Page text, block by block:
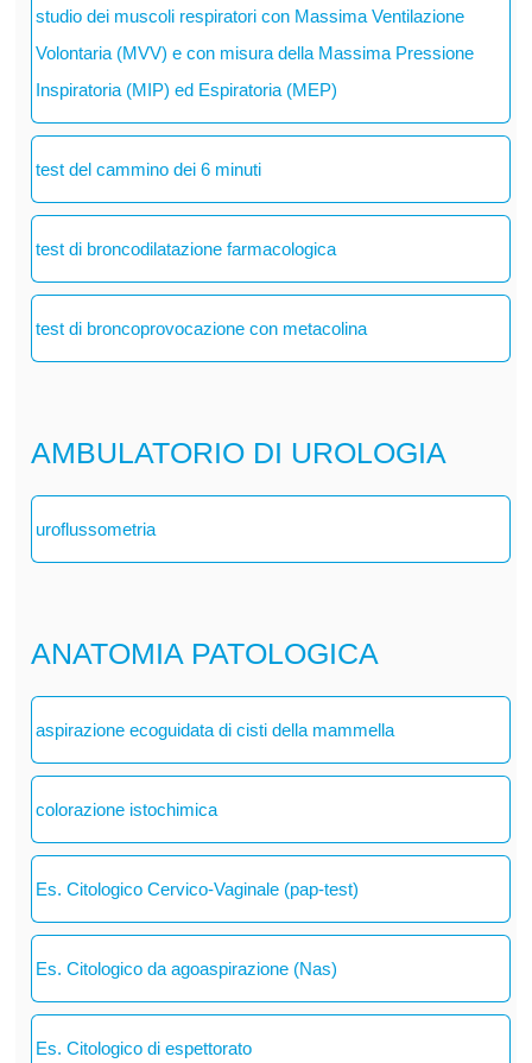
studio dei muscoli respiratori con Massima Ventilazione
Volontaria (MVV) e con misura della Massima Pressione
Inspiratoria (MIP) ed Espiratoria (MEP)
test del cammino dei 6 minuti
test di broncodilatazione farmacologica
test di broncoprovocazione con metacolina
AMBULATORIO DI UROLOGIA
uroflussometria
ANATOMIA PATOLOGICA
aspirazione ecoguidata di cisti della mammella
colorazione istochimica
Es. Citologico Cervico-Vaginale (pap-test)
Es. Citologico da agoaspirazione (Nas)
Es. Citologico di espettorato